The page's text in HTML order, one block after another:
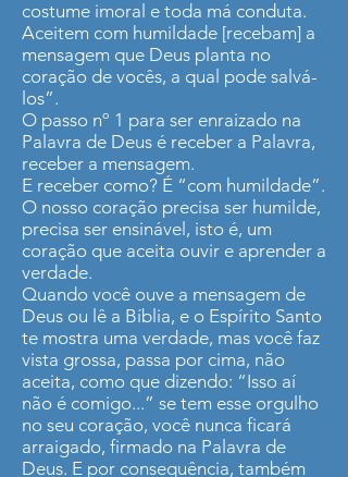
costume imoral e toda má conduta.
Aceitem com humildade [recebam] a
mensagem que Deus planta no
coração de vocês, a qual pode salvá-
los”.
O passo nº 1 para ser enraizado na
Palavra de Deus é receber a Palavra,
receber a mensagem.
E receber como? É “com humildade”.
O nosso coração precisa ser humilde,
precisa ser ensinável, isto é, um
coração que aceita ouvir e aprender a
verdade.
Quando você ouve a mensagem de
Deus ou lê a Bíblia, e o Espírito Santo
te mostra uma verdade, mas você faz
vista grossa, passa por cima, não
aceita, como que dizendo: “Isso aí
não é comigo...” se tem esse orgulho
no seu coração, você nunca ficará
arraigado, firmado na Palavra de
Deus. E por consequência, também